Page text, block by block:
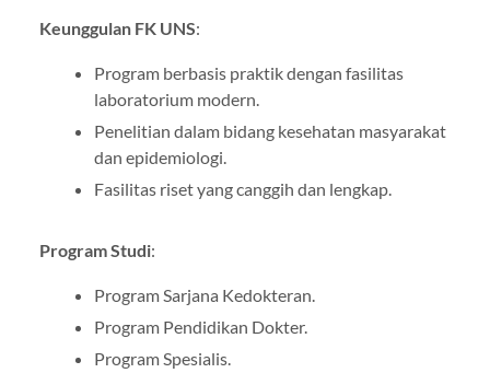
Keunggulan FK UNS:
Program berbasis praktik dengan fasilitas
laboratorium modern.
Penelitian dalam bidang kesehatan masyarakat
dan epidemiologi.
Fasilitas riset yang canggih dan lengkap.
Program Studi:
Program Sarjana Kedokteran.
Program Pendidikan Dokter.
Program Spesialis.